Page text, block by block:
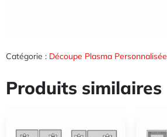
Catégorie : Découpe Plasma Personnalisée
Produits similaires